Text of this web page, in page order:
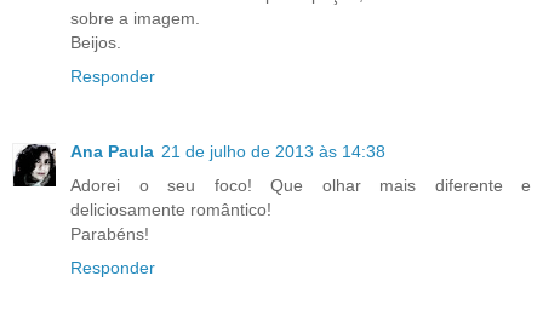
sobre a imagem.
Beijos.
Responder
Ana Paula 21 de julho de 2013 às 14:38
Adorei o seu foco! Que olhar mais diferente e
deliciosamente romântico!
Parabéns!
Responder